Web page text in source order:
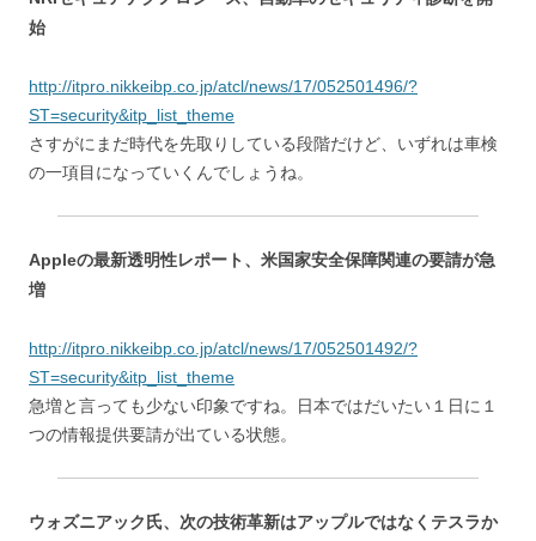
始
http://itpro.nikkeibp.co.jp/atcl/news/17/052501496/?
ST=security&itp_list_theme
さすがにまだ時代を先取りしている段階だけど、いずれは車検
の一項目になっていくんでしょうね。
Appleの最新透明性レポート、米国家安全保障関連の要請が急
増
http://itpro.nikkeibp.co.jp/atcl/news/17/052501492/?
ST=security&itp_list_theme
急増と言っても少ない印象ですね。日本ではだいたい１日に１
つの情報提供要請が出ている状態。
ウォズニアック氏、次の技術革新はアップルではなくテスラか